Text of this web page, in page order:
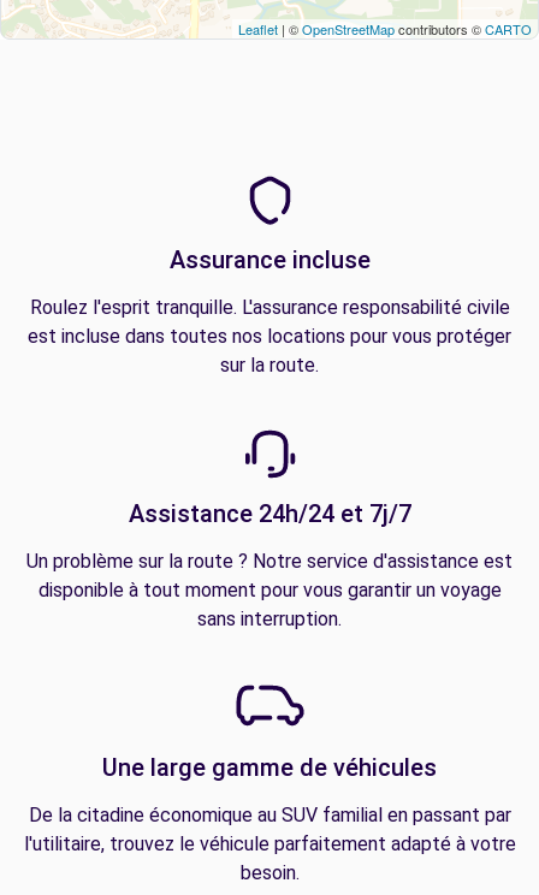
Leaflet | ©OpenStreetMapcontributors ©CARTO
Assurance incluse
Roulez l'esprit tranquille. L'assurance responsabilité civile
est incluse dans toutes nos locations pour vous protéger
sur la route.
Assistance 24h/24 et 7j/7
Un problème sur la route ? Notre service d'assistance est
disponible à tout moment pour vous garantir un voyage
sans interruption.
Une large gamme de véhicules
De la citadine économique au SUV familial en passant par
l'utilitaire, trouvez le véhicule parfaitement adapté à votre
besoin.